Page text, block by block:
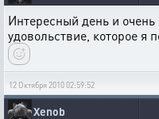
Интересный день и
удовольствие, которое я
12 Октября 2010 02:59:52
Xenob